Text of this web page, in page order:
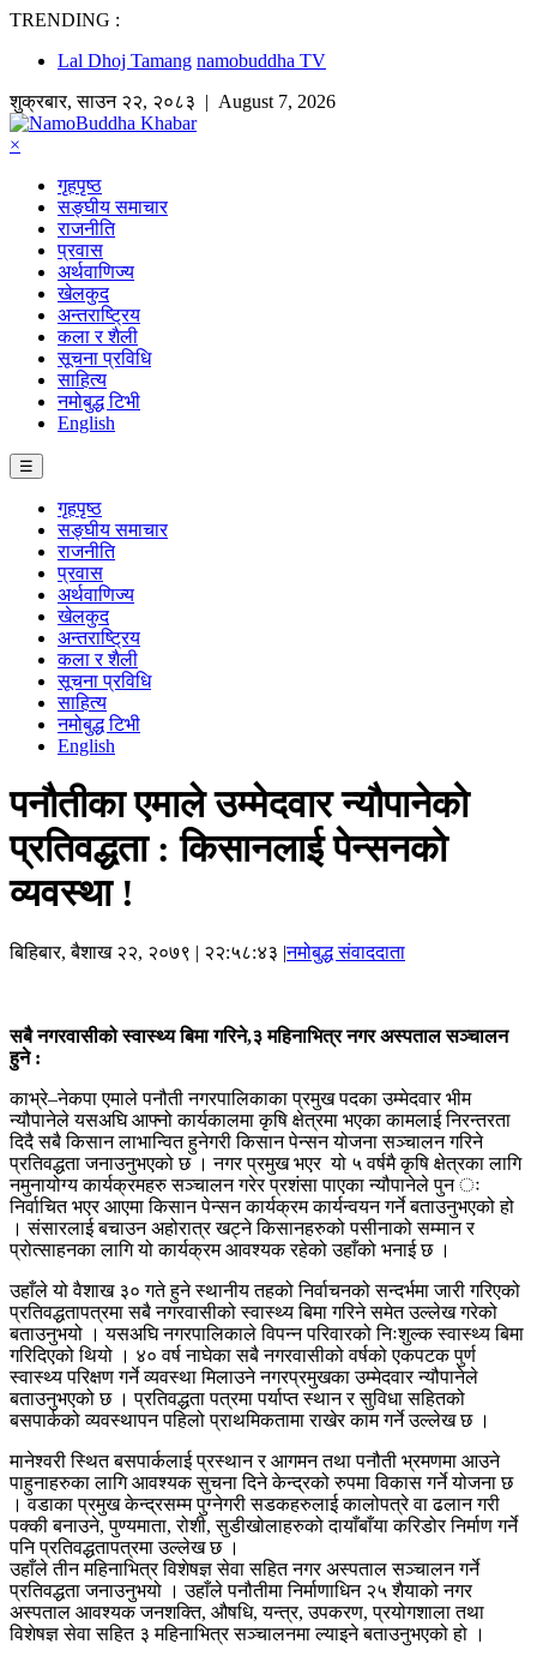
TRENDING :
Lal Dhoj Tamang namobuddha TV
शुक्रबार,साउन २२, २०८३ | August 7, 2026
×
गृहपृष्ठ
सङ्घीय समाचार
राजनीति
प्रवास
अर्थवाणिज्य
खेलकुद
अन्तराष्ट्रिय
कला र शैली
सूचना प्रविधि
साहित्य
नमोबुद्ध टिभी
English
☰
गृहपृष्ठ
सङ्घीय समाचार
राजनीति
प्रवास
अर्थवाणिज्य
खेलकुद
अन्तराष्ट्रिय
कला र शैली
सूचना प्रविधि
साहित्य
नमोबुद्ध टिभी
English
पनौतीका एमाले उम्मेदवार न्यौपानेको
प्रतिवद्धता : किसानलाई पेन्सनको
व्यवस्था !
बिहिबार, बैशाख २२, २०७९ | २२:५८:४३ |नमोबुद्ध संवाददाता
सबै नगरवासीको स्वास्थ्य बिमा गरिने,३ महिनाभित्र नगर अस्पताल सञ्चालन
हुने :
काभ्रे–नेकपा एमाले पनौती नगरपालिकाका प्रमुख पदका उम्मेदवार भीम
न्यौपानेले यसअघि आफ्नो कार्यकालमा कृषि क्षेत्रमा भएका कामलाई निरन्तरता
दिदै सबै किसान लाभान्वित हुनेगरी किसान पेन्सन योजना सञ्चालन गरिने
प्रतिवद्धता जनाउनुभएको छ । नगर प्रमुख भएर यो ५ वर्षमै कृषि क्षेत्रका लागि
नमुनायोग्य कार्यक्रमहरु सञ्चालन गरेर प्रशंसा पाएका न्यौपानेले पुन ः
निर्वाचित भएर आएमा किसान पेन्सन कार्यक्रम कार्यन्वयन गर्ने बताउनुभएको हो
। संसारलाई बचाउन अहोरात्र खट्ने किसानहरुको पसीनाको सम्मान र
प्रोत्साहनका लागि यो कार्यक्रम आवश्यक रहेको उहाँको भनाई छ ।
उहाँले यो वैशाख ३० गते हुने स्थानीय तहको निर्वाचनको सन्दर्भमा जारी गरिएको
प्रतिवद्धतापत्रमा सबै नगरवासीको स्वास्थ्य बिमा गरिने समेत उल्लेख गरेको
बताउनुभयो । यसअघि नगरपालिकाले विपन्न परिवारको निःशुल्क स्वास्थ्य बिमा
गरिदिएको थियो । ४० वर्ष नाघेका सबै नगरवासीको वर्षको एकपटक पुर्ण
स्वास्थ्य परिक्षण गर्ने व्यवस्था मिलाउने नगरप्रमुखका उम्मेदवार न्यौपानेले
बताउनुभएको छ । प्रतिवद्धता पत्रमा पर्याप्त स्थान र सुविधा सहितको
बसपार्कको व्यवस्थापन पहिलो प्राथमिकतामा राखेर काम गर्ने उल्लेख छ ।
मानेश्वरी स्थित बसपार्कलाई प्रस्थान र आगमन तथा पनौती भ्रमणमा आउने
पाहुनाहरुका लागि आवश्यक सुचना दिने केन्द्रको रुपमा विकास गर्ने योजना छ
। वडाका प्रमुख केन्द्रसम्म पुग्नेगरी सडकहरुलाई कालोपत्रे वा ढलान गरी
पक्की बनाउने, पुण्यमाता, रोशी, सुडीखोलाहरुको दायाँबाँया करिडोर निर्माण गर्ने
पनि प्रतिवद्धतापत्रमा उल्लेख छ ।
उहाँले तीन महिनाभित्र विशेषज्ञ सेवा सहित नगर अस्पताल सञ्चालन गर्ने
प्रतिवद्धता जनाउनुभयो । उहाँले पनौतीमा निर्माणाधिन २५ शैयाको नगर
अस्पताल आवश्यक जनशक्ति, औषधि, यन्त्र, उपकरण, प्रयोगशाला तथा
विशेषज्ञ सेवा सहित ३ महिनाभित्र सञ्चालनमा ल्याइने बताउनुभएको हो ।